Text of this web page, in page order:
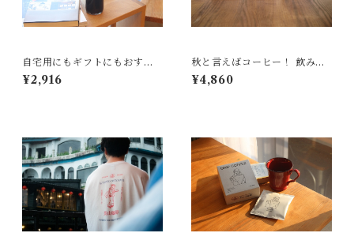
自宅用にもギフトにもおすす
め！リキッドコーヒー anyti
me
¥2,916
秋と言えばコーヒー！ 飲み比
べセット
¥4,860